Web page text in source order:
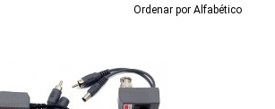
Ordenar por Alfabético